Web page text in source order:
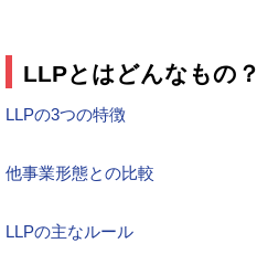
LLPとはどんなもの？
LLPの3つの特徴
他事業形態との比較
LLPの主なルール